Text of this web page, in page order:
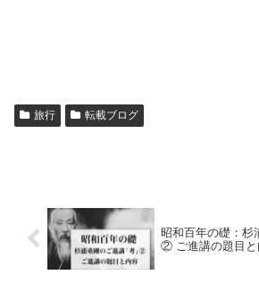
旅行 転載ブログ
昭和百年の礎：杉
② ご進講の題目と